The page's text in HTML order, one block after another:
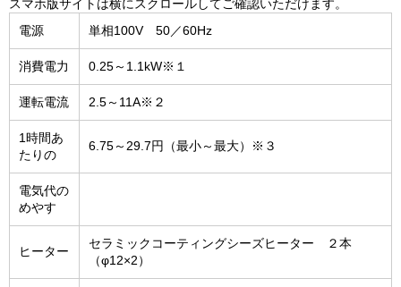
スマホ版サイトは横にスクロールしてご確認いただけます。
電源
単相100V 50／60Hz
消費電力 0.25～1.1kW※１
運転電流 2.5～11A※２
1時間あ
たりの
6.75～29.7円（最小～最大）※３
電気代の
めやす
ヒーター
セラミックコーティングシーズヒーター ２本
（φ12×2）